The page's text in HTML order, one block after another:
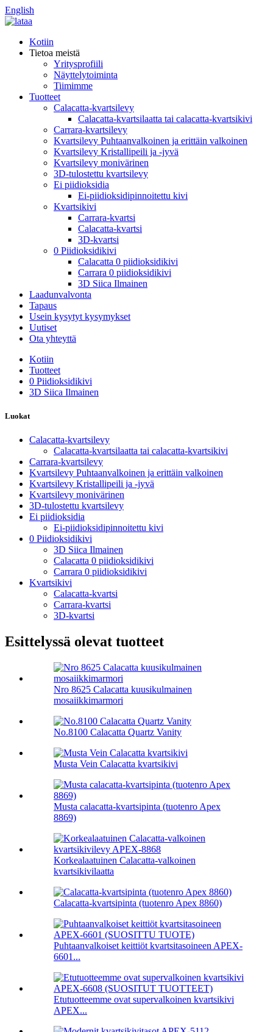
English
Kotiin
Tietoa meistä
Yritysprofiili
Näyttelytoiminta
Tiimimme
Tuotteet
Calacatta-kvartsilevy
Calacatta-kvartsilaatta tai calacatta-kvartsikivi
Carrara-kvartsilevy
Kvartsilevy Puhtaanvalkoinen ja erittäin valkoinen
Kvartsilevy Kristallipeili ja -jyvä
Kvartsilevy monivärinen
3D-tulostettu kvartsilevy
Ei piidioksidia
Ei-piidioksidipinnoitettu kivi
Kvartsikivi
Carrara-kvartsi
Calacatta-kvartsi
3D-kvartsi
0 Piidioksidikivi
Calacatta 0 piidioksidikivi
Carrara 0 piidioksidikivi
3D Siica Ilmainen
Laadunvalvonta
Tapaus
Usein kysytyt kysymykset
Uutiset
Ota yhteyttä
Kotiin
Tuotteet
0 Piidioksidikivi
3D Siica Ilmainen
Luokat
Calacatta-kvartsilevy
Calacatta-kvartsilaatta tai calacatta-kvartsikivi
Carrara-kvartsilevy
Kvartsilevy Puhtaanvalkoinen ja erittäin valkoinen
Kvartsilevy Kristallipeili ja -jyvä
Kvartsilevy monivärinen
3D-tulostettu kvartsilevy
Ei piidioksidia
Ei-piidioksidipinnoitettu kivi
0 Piidioksidikivi
3D Siica Ilmainen
Calacatta 0 piidioksidikivi
Carrara 0 piidioksidikivi
Kvartsikivi
Calacatta-kvartsi
Carrara-kvartsi
3D-kvartsi
Esittelyssä olevat tuotteet
Nro 8625 Calacatta kuusikulmainen
mosaiikkimarmori
No.8100 Calacatta Quartz Vanity
Musta Vein Calacatta kvartsikivi
Musta calacatta-kvartsipinta (tuotenro Apex
8869)
Korkealaatuinen Calacatta-valkoinen
kvartsikivilaatta
Calacatta-kvartsipinta (tuotenro Apex 8860)
Puhtaanvalkoiset keittiöt kvartsitasoineen APEX-
6601...
Etutuotteemme ovat supervalkoinen kvartsikivi
APEX...